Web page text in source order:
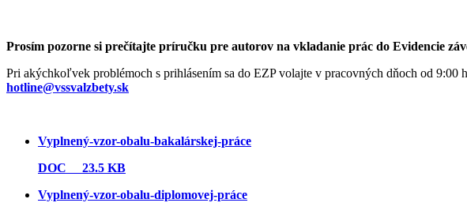
Prosím pozorne si prečítajte príručku pre autorov na vkladanie prác do Evidencie
Pri akýchkoľvek problémoch s prihlásením sa do EZP volajte v pracovných dňoch od 9:00
hotline@vssvalzbety.sk
Vyplnený-vzor-obalu-bakalárskej-práce
DOC 23.5 KB
Vyplnený-vzor-obalu-diplomovej-práce